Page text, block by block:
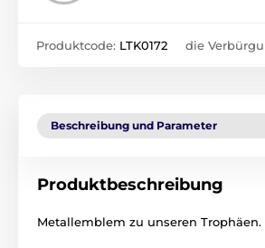
Produktcode: LTK0172 die
Beschreibung und Parameter
Produktbeschreibung
Metallemblem zu unseren Trophäen.